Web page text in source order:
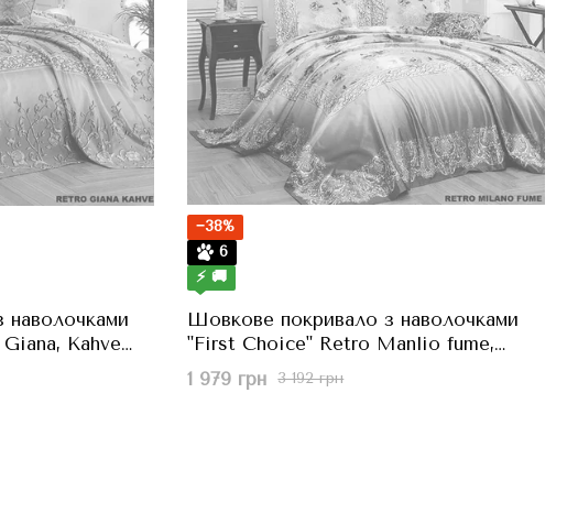
Kahve
−38%
6
⚡ 🚚
Шовкове покривало з наволочками
"First Choice" Retro Manlio fume,
Сірий, 240x260 см
3 192 грн
1 979 грн